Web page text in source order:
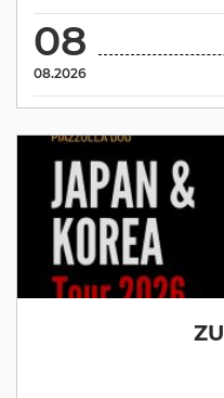
08
08.2026